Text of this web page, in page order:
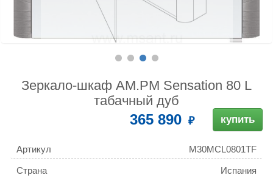
Зеркало-шкаф AM.PM Sensation 80 L
табачный дуб
365 890 купить
Артикул M30MCL0801TF
Страна Испания